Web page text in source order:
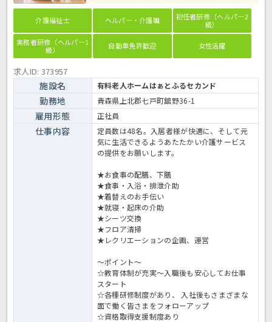
介護福祉士 ヘルパー・介護職
初任者研修（ヘルパー2
級）
実務者研修（ヘルパー1
級）
自動車免許歓迎 女性活躍
求人ID: 373957
施設名 有料老人ホームはぁとふるセカンド
勤務地 青森県上北郡七戸町舘野36-1
雇用形態 正社員
仕事内容
定員数は48名。入居者様が快適に、そして元
気に生活できるようあたたかい介護サービス
の提供をお願いします。
★お食事の配膳、下膳
★食事・入浴・排泄介助
★着替えのお手伝い
★就寝・起床の介助
★シーツ交換
★フロア清掃
★レクリエーションの企画、運営
～ポイント～
☆教育体制が充実～入職後も安心してお仕事
スタート
☆各種研修制度があり、 入社後もさまざまな
面で働く皆さまをフォローアップ
☆資格取得支援制度あり